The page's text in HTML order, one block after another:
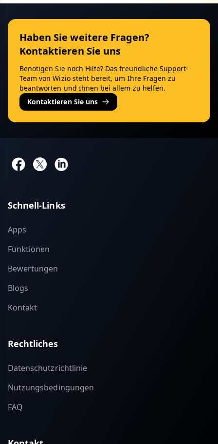
Haben Sie weitere Fragen?
Kontaktieren Sie uns
Benötigen Sie noch Hilfe? Das freundliche Support-
Team von Wizio steht bereit, um Ihre Fragen zu
beantworten und Ihnen bei allem zu helfen.
Kontaktieren Sie uns
Schnell-Links
Apps
Funktionen
Bewertungen
Blogs
Kontakt
Rechtliches
Datenschutzrichtlinie
Nutzungsbedingungen
FAQ